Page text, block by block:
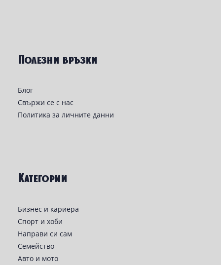
Полезни връзки
Блог
Свържи се с нас
Политика за личните данни
Категории
Бизнес и кариера
Спорт и хоби
Направи си сам
Семейство
Авто и мото